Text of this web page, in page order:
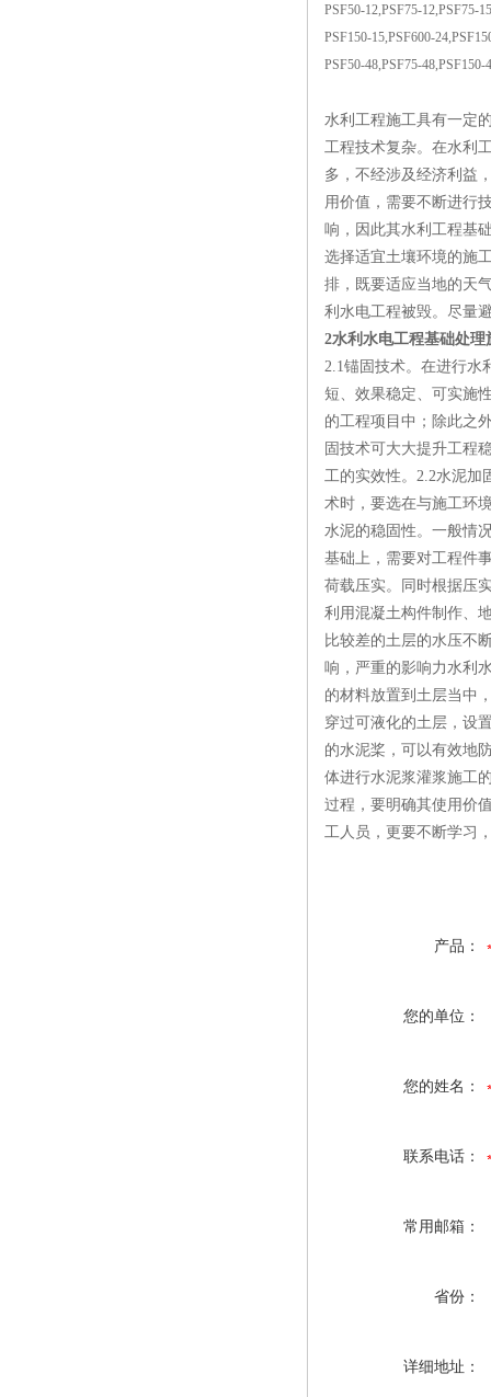
PSF50-12,PSF75-12,PSF75-
PSF150-15,PSF600-
PSF50-48,PSF75-48,PSF150-
水利工程施工具有一定
工程技术复杂。在水利
多，不经涉及经济利益
用价值，需要不断进行
响，因此其水利工程基
选择适宜土壤环境的施
排，既要适应当地的天
利水电工程被毁。尽量
2水利水电工程基础处理
2.1锚固技术。在进行水
短、效果稳定、可实施
的工程项目中；除此之
固技术可大大提升工程
工的实效性。2.2水泥加
术时，要选在与施工环
水泥的稳固性。一般情
基础上，需要对工程件
荷载压实。同时根据压
利用混凝土构件制作、
比较差的土层的水压不
响，严重的影响力水利
的材料放置到土层当中
穿过可液化的土层，设
的水泥桨，可以有效地
体进行水泥浆灌浆施工
过程，要明确其使用价
工人员，更要不断学习
产品：
您的单位：
您的姓名：
联系电话：
常用邮箱：
省份：
详细地址：